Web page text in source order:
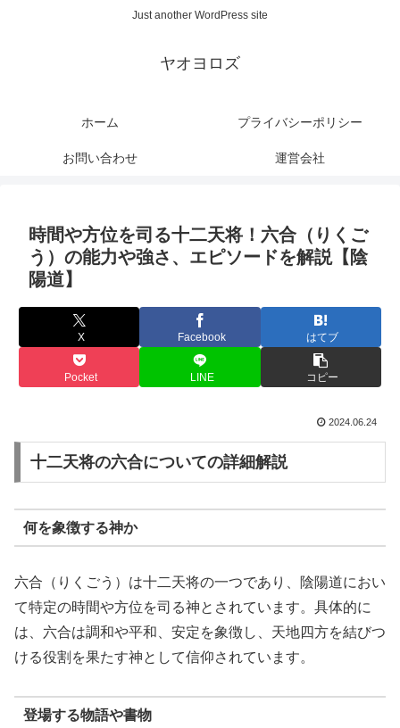
Just another WordPress site
ヤオヨロズ
ホーム プライバシーポリシー
お問い合わせ 運営会社
時間や方位を司る十二天将！六合（りくご
う）の能力や強さ、エピソードを解説【陰
陽道】
X Facebook はてブ
Pocket LINE コピー
2024.06.24
十二天将の六合についての詳細解説
何を象徴する神か
六合（りくごう）は十二天将の一つであり、陰陽道におい
て特定の時間や方位を司る神とされています。具体的に
は、六合は調和や平和、安定を象徴し、天地四方を結びつ
ける役割を果たす神として信仰されています。
登場する物語や書物